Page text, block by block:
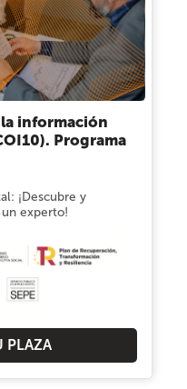
información
Programa
¡Descubre y
experto!
PLAZA